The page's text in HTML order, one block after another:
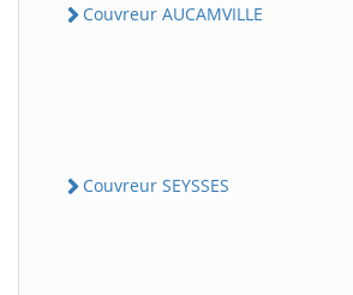
Couvreur AUCAMVILLE
Couvreur SEYSSES